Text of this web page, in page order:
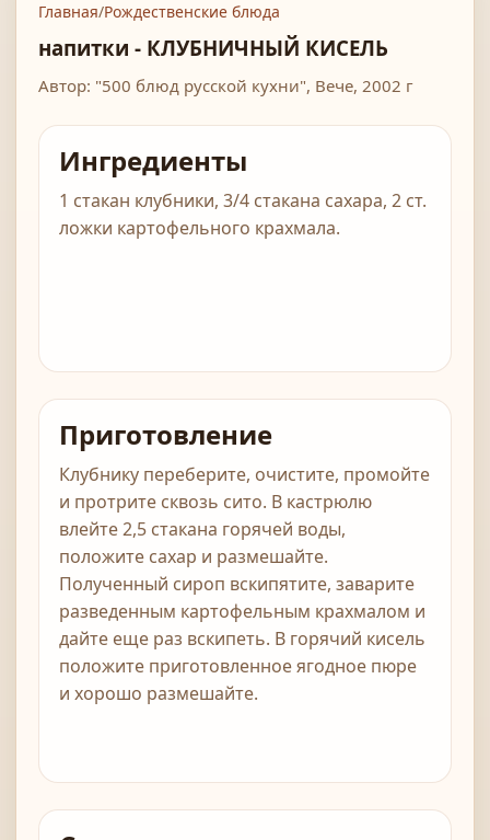
Главная/Рождественские блюда
напитки - КЛУБНИЧНЫЙ КИСЕЛЬ
Автор: "500 блюд русской кухни", Вече, 2002 г
Ингредиенты
1 стакан клубники, 3/4 стакана сахара, 2 ст.
ложки картофельного крахмала.
Приготовление
Клубнику переберите, очистите, промойте
и протрите сквозь сито. В кастрюлю
влейте 2,5 стакана горячей воды,
положите сахар и размешайте.
Полученный сироп вскипятите, заварите
разведенным картофельным крахмалом и
дайте еще раз вскипеть. В горячий кисель
положите приготовленное ягодное пюре
и хорошо размешайте.